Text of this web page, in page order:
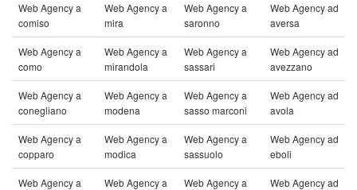
Web Agency a
comiso
Web Agency a
mira
Web Agency a
saronno
Web Agency ad
aversa
Web Agency a
como
Web Agency a
mirandola
Web Agency a
sassari
Web Agency ad
avezzano
Web Agency a
conegliano
Web Agency a
modena
Web Agency a
sasso marconi
Web Agency ad
avola
Web Agency a
copparo
Web Agency a
modica
Web Agency a
sassuolo
Web Agency ad
eboli
Web Agency a
Web Agency a
Web Agency a
Web Agency ad